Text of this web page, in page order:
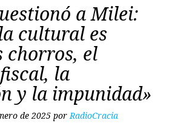
a Milei:
cultural es
chorros, el
la
y la impunidad»
de 2025 porRadioCracia